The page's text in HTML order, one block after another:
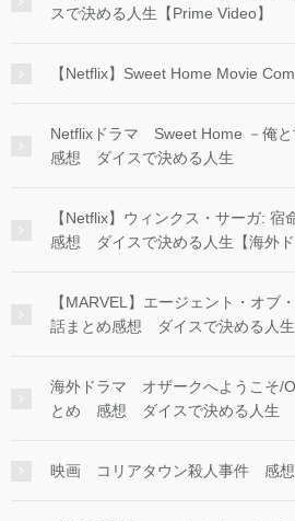
スで決める人生【Prime Video】
【Netflix】Sweet Home Movie
Netflixドラマ Sweet Home －俺
感想 ダイスで決める人生
【Netflix】ウィンクス・サーガ:
感想 ダイスで決める人生【海外ド
【MARVEL】エージェント・オ
話まとめ感想 ダイスで決める人
海外ドラマ オザークへようこそ
とめ 感想 ダイスで決める人生
映画 コリアタウン殺人事件 感